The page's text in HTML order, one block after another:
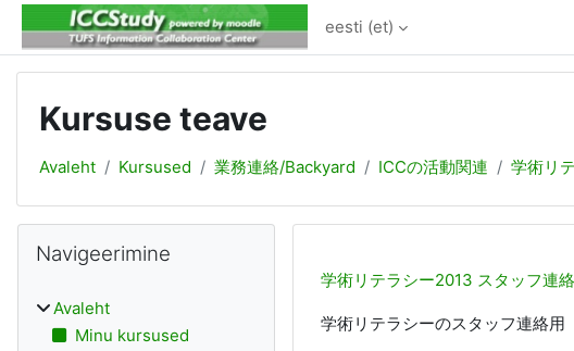
Jäta vahele peasisuni
eesti ‎(et)‎
Kursuse teave
Avaleht Kursused 業務連絡/Backyard ICCの活動関連 学術リ
学術リテラシー2013 スタッフ連
学術リテラシーのスタッフ連絡用
Plokid
Navigeerimine
Avaleht
Minu kursused